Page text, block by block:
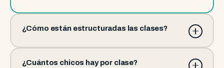
¿Cómo están estructuradas las clases?
¿Cuántos chicos hay por clase?